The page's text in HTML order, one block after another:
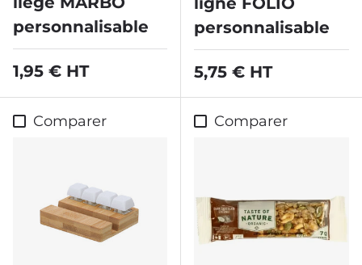
personnalisable
Prix habituel
1,95 € HT
personnalisable
Prix habituel
5,75 € HT
Comparer Comparer